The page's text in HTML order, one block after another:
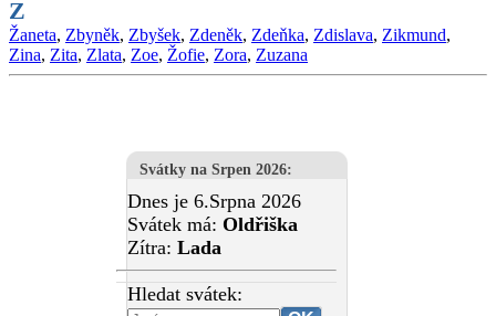
Z
Žaneta, Zbyněk, Zbyšek, Zdeněk, Zdeňka, Zdislava, Zikmund,
Zina, Zita, Zlata, Zoe, Žofie, Zora, Zuzana
Svátky na Srpen 2026:
Dnes je 6.Srpna 2026
Svátek má: Oldřiška
Zítra: Lada
Hledat svátek: